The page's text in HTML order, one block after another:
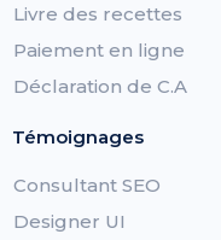
Livre des recettes
Paiement en ligne
Déclaration de C.A
Témoignages
Consultant SEO
Designer UI